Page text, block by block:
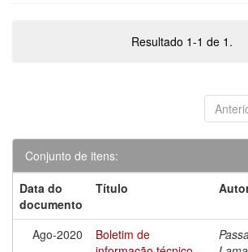
Resultado 1-1 de 1.
Conjunto de itens:
Data do
documento
Título
Ago-2020
Boletim de